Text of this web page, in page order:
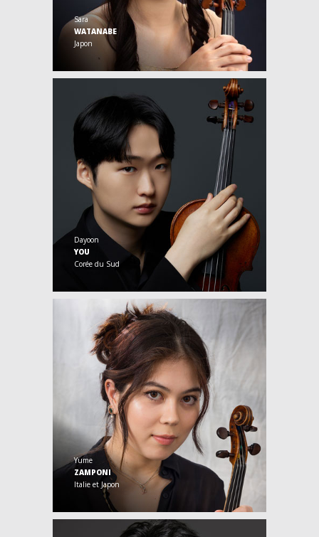
Sara
WATANABE
Japon
Dayoon
YOU
Corée du Sud
Yume
ZAMPONI
Italie et Japon